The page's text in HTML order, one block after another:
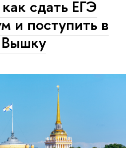
сдать ЕГЭ
и поступить в